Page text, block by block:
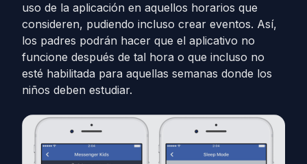
uso de la aplicación en aquellos horarios que
consideren, pudiendo incluso crear eventos. Así,
los padres podrán hacer que el aplicativo no
funcione después de tal hora o que incluso no
esté habilitada para aquellas semanas donde los
niños deben estudiar.